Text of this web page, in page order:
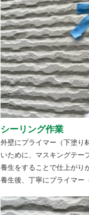
シーリング作業
外壁にプライマー（下塗り
いために、マスキングテー
養生をすることで仕上がり
養生後、丁寧にプライマー